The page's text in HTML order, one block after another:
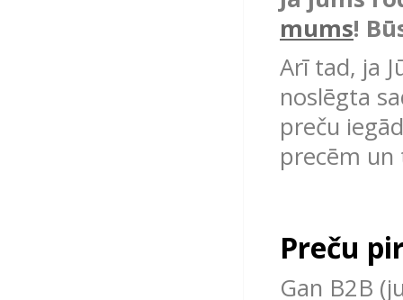
mums!
Arī tad, ja
noslēgta
preču
precēm un
Preču
Gan B2B